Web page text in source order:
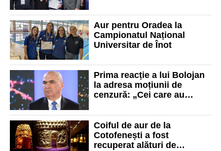
Aur pentru Oradea la
Campionatul Național
Universitar de Înot
Prima reacție a lui Bolojan
la adresa moțiunii de
cenzură: „Cei care au
găsească soluția”
Coiful de aur de la
Cotofenești a fost
recuperat alături de